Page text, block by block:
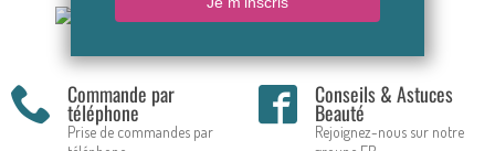
Comment appliquer
Commande par
téléphone
Prise de commandes par
Conseils & Astuces
Beauté
Rejoignez-nous sur notre